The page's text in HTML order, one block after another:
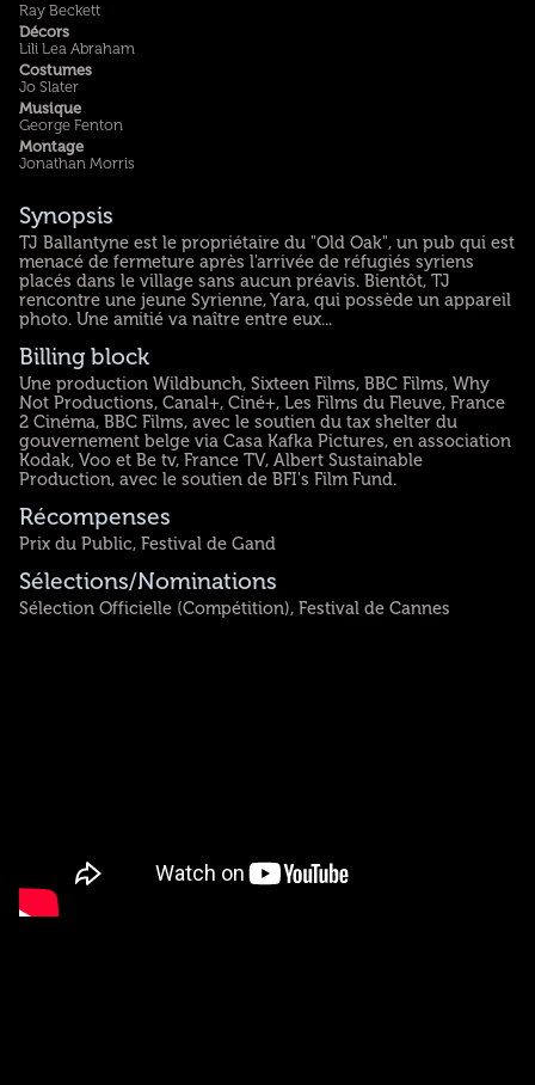
Ray Beckett
Décors
Lili Lea Abraham
Costumes
Jo Slater
Musique
George Fenton
Montage
Jonathan Morris
Synopsis
TJ Ballantyne est le propriétaire du "Old Oak", un pub qui est
menacé de fermeture après l'arrivée de réfugiés syriens
placés dans le village sans aucun préavis. Bientôt, TJ
rencontre une jeune Syrienne, Yara, qui possède un appareil
photo. Une amitié va naître entre eux...
Billing block
Une production Wildbunch, Sixteen Films, BBC Films, Why
Not Productions, Canal+, Ciné+, Les Films du Fleuve, France
2 Cinéma, BBC Films, avec le soutien du tax shelter du
gouvernement belge via Casa Kafka Pictures, en association
Kodak, Voo et Be tv, France TV, Albert Sustainable
Production, avec le soutien de BFI's Film Fund.
Récompenses
Prix du Public, Festival de Gand
Sélections/Nominations
Sélection Officielle (Compétition), Festival de Cannes